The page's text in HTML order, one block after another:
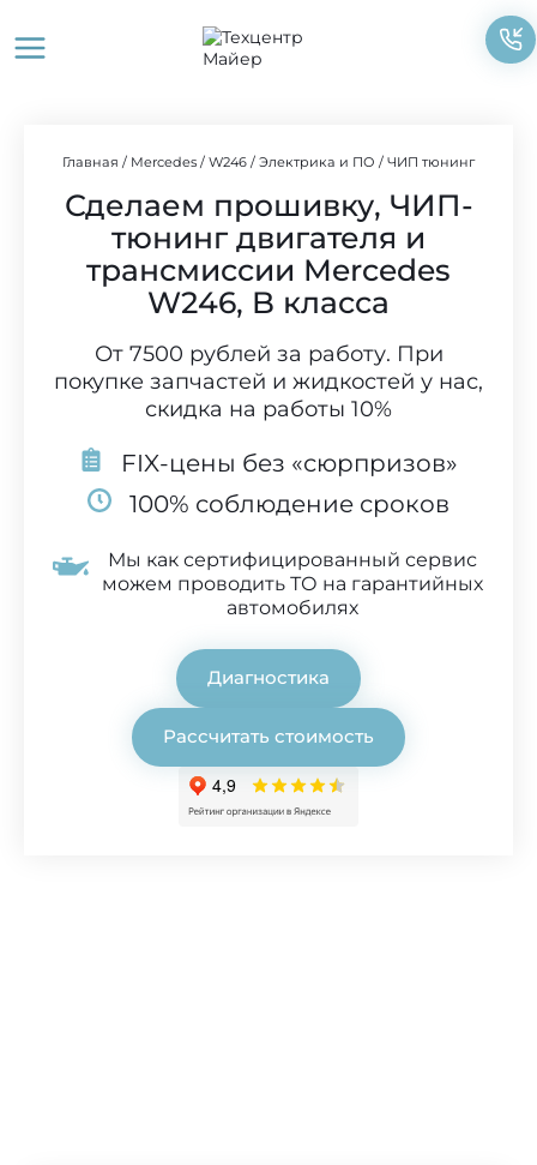
содержимому
Главная / Mercedes / W246 / Электрика и ПО / ЧИП тюнинг
Сделаем прошивку, ЧИП-
тюнинг двигателя и
трансмиссии Mercedes
W246, B класса
От 7500 рублей за работу. При
покупке запчастей и жидкостей у нас,
скидка на работы 10%
FIX-цены без «сюрпризов»
100% соблюдение сроков
Мы как сертифицированный сервис
можем проводить ТО на гарантийных
автомобилях
Диагностика
Рассчитать стоимость